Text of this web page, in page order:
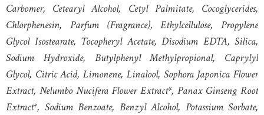
Carbomer, Cetearyl Alcohol, Cetyl Palmitate, Cocoglycerides,
Chlorphenesin, Parfum (Fragrance), Ethylcellulose, Propylene
Glycol Isostearate, Tocopheryl Acetate, Disodium EDTA, Silica,
Sodium Hydroxide, Butylphenyl Methylpropional, Caprylyl
Glycol, Citric Acid, Limonene, Linalool, Sophora Japonica Flower
Extract, Nelumbo Nucifera Flower Extract*, Panax Ginseng Root
Extract*, Sodium Benzoate, Benzyl Alcohol, Potassium Sorbate,